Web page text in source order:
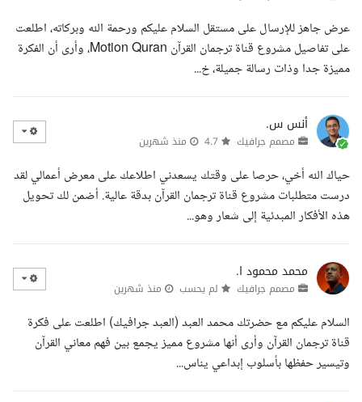
عرض جاهز للإرسال على مستقل السلام عليكم ورحمة الله وبركاته، اطلعت
على تفاصيل مشروع قناة ترجمان القرآن Motion Quran، وأرى أن الفكرة
مميزة جدا وذات رسالة جميلة، خ...
أنس س.
مصمم جرافيك منذ شهرين
حياك الله أخي، حرصا على وقتك يسعدني اطلاعك على معرض أعمالي لقد
درست متطلبات مشروع قناة ترجمان القرآن بدقة عالية. أضمن لك تحويل
هذه الأفكار المبدئية إلى شعار وهو...
محمد محمود ا.
مصمم جرافيك لم يحسب منذ شهرين
السلام عليكم مع حضرتك محمد العبد (العبد جرافيك) اطلعت على فكرة
قناة ترجمان القرآن وأرى أنها مشروع مميز يجمع بين فهم معاني القرآن
وتيسير حفظها بأسلوب إبداعي يناس...